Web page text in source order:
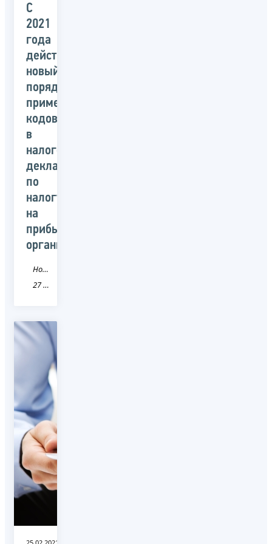
С
2021
года
действует
новый
порядок
применения
кодов
в
налоговой
декларации
по
налогу
на
прибыль
организаций
Новость
27 Хабаровский край